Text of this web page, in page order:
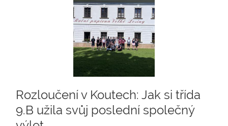
Rozloučení v Koutech: Jak si třída
9.B užila svůj poslední společný